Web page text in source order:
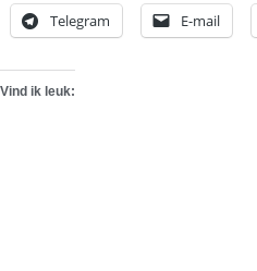
Telegram E-mail
Vind ik leuk: